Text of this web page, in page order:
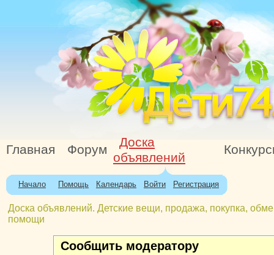
Главная Форум
Доска
объявлений
Начало Помощь Календарь Войти Регистрация
Доска объявлений. Детские вещи, продажа, покупка,
помощи
Сообщить модератору